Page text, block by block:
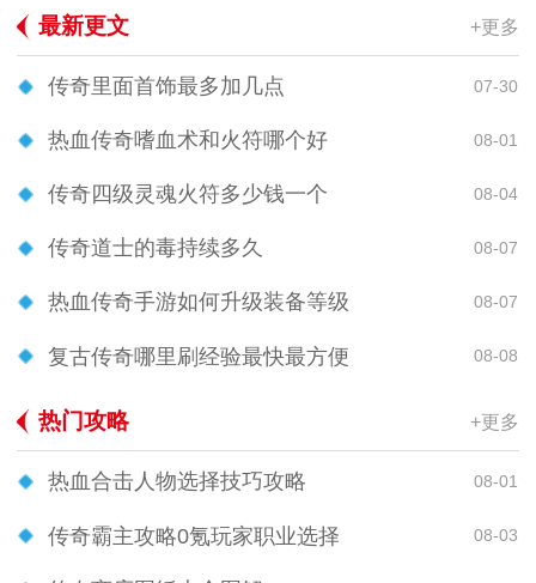
最新更文 +更多
传奇里面首饰最多加几点 07-30
热血传奇嗜血术和火符哪个好 08-01
传奇四级灵魂火符多少钱一个 08-04
传奇道士的毒持续多久 08-07
热血传奇手游如何升级装备等级 08-07
复古传奇哪里刷经验最快最方便 08-08
热门攻略 +更多
热血合击人物选择技巧攻略 08-01
传奇霸主攻略0氪玩家职业选择 08-03